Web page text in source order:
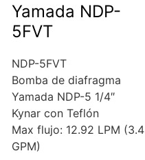
Yamada NDP-
5FVT
NDP-5FVT
Bomba de diafragma
Yamada NDP-5 1/4″
Kynar con Teflón
Max flujo: 12.92 LPM (3.4
GPM)